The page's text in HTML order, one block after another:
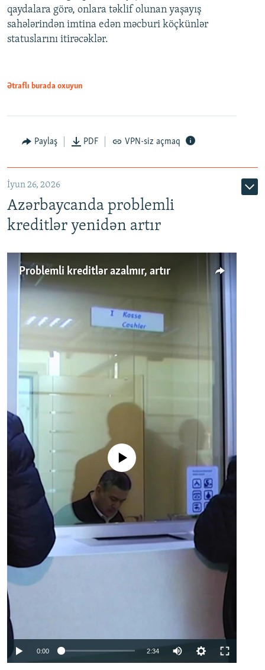
Auto 240p 360p 480p
720p 1080p
720p
qaydalara görə, onlara təklif olunan yaşayış
sahələrindən imtina edən məcburi köçkünlər
statuslarını itirəcəklər.
Ətraflı burada oxuyun
Paylaş PDF VPN-siz açmaq
İyun 26, 2026
Azərbaycanda problemli
kreditlər yenidən artır
Problemli kreditlər azalmır, artır
No media source currently available
0:00 2:34